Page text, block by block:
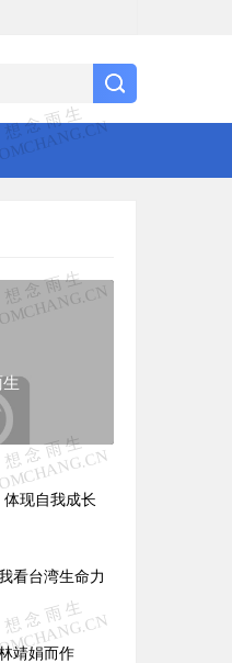
现自我成长
看台湾生命力
靖娟而作